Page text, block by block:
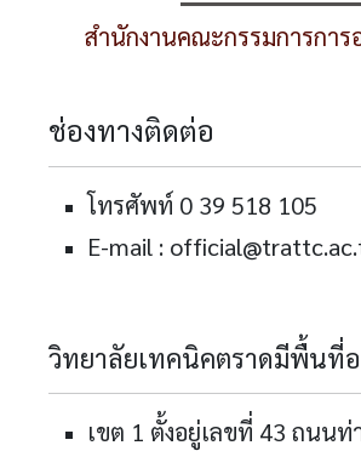
สำนักงานคณะกรรมการการ
ช่องทางติดต่อ
โทรศัพท์ 0 39 518 105
E-mail :
วิทยาลัยเทคนิคตราดมีพื้นที่อ
เขต 1 ตั้งอยู่เลขที่ 43 ถนนท่